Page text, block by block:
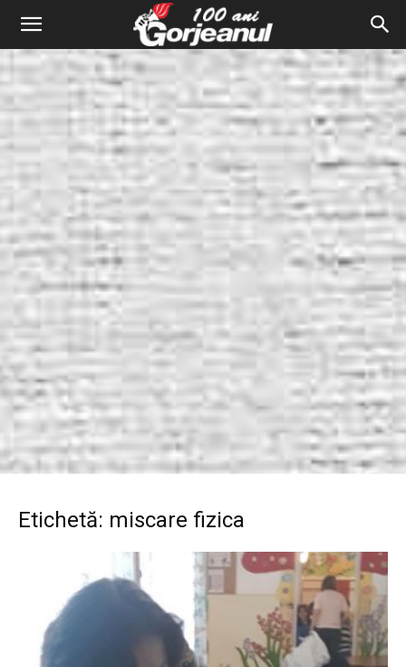
Etichetă: miscare fizica